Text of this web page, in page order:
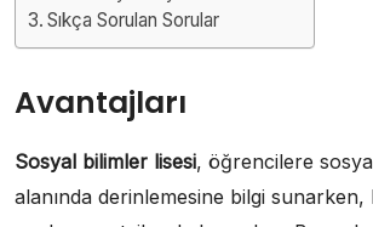
Sıkça Sorulan Sorular
Avantajları
Sosyal bilimler lisesi, öğrencilere
alanında derinlemesine bilgi sunarken,